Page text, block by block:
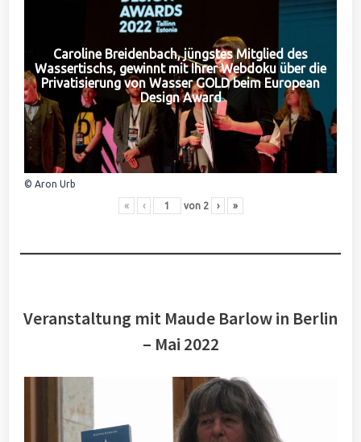
Caroline Breidenbach, jüngstes Mitglied des
Wassertischs, gewinnt mit Ihrer Webdoku über die
Privatisierung von Wasser GOLD beim European
Design Award
© Aron Urb
« ‹ von 2 › »
Veranstaltung mit Maude Barlow in Berlin
– Mai 2022